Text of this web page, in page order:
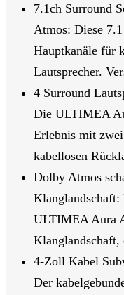
7.1ch Surround
Atmos: Diese
Hauptkanäle für
Lautsprecher.
4 Surround
Die ULTIMEA
Erlebnis mit
kabellosen
Dolby Atmos
ULTIMEA Aura
4-Zoll Kabel
Der